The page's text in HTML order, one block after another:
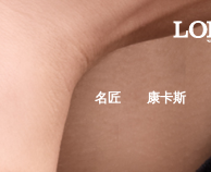
名匠 康卡斯